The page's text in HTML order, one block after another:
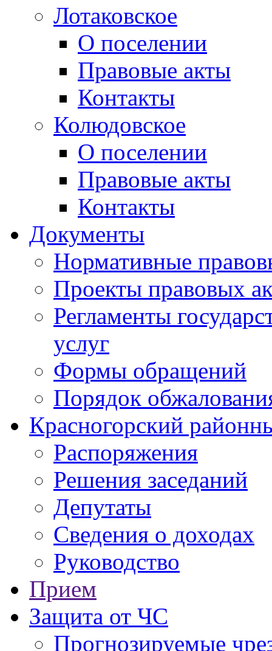
Лотаковское
О поселении
Правовые акты
Контакты
Колюдовское
О поселении
Правовые акты
Контакты
Документы
Нормативные
Проекты правовых
Регламенты
услуг
Формы обращений
Порядок
Красногорский
Распоряжения
Решения заседаний
Депутаты
Сведения о доходах
Руководство
Прием
Защита от ЧС
Прогнозируемые